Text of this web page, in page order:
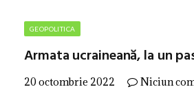
GEOPOLITICA
Armata ucraineană, la un
20 octombrie 2022 Niciun